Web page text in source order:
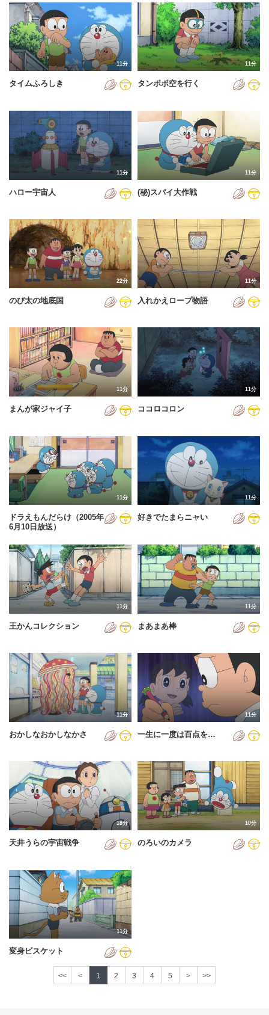
2024年
2025年
2026年
11分
タイムふろしき
11分
タンポポ空を行く
11分
ハロー宇宙人
11分
(秘)スパイ大作戦
22分
のび太の地底国
11分
入れかえロープ物語
11分
まんが家ジャイ子
11分
ココロコロン
11分
ドラえもんだらけ（2005年
6月10日放送）
11分
好きでたまらニャい
11分
王かんコレクション
11分
まあまあ棒
11分
おかしなおかしなかさ
11分
一生に一度は百点を…
18分
天井うらの宇宙戦争
10分
のろいのカメラ
11分
変身ビスケット
<< < 1 2 3 4 5 > >>